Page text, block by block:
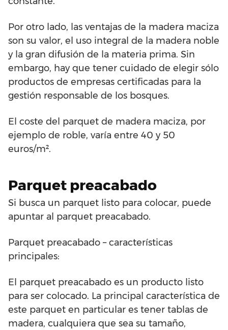
Por otro lado, las ventajas de la madera maciza
son su valor, el uso integral de la madera noble
y la gran difusión de la materia prima. Sin
embargo, hay que tener cuidado de elegir sólo
productos de empresas certificadas para la
gestión responsable de los bosques.
El coste del parquet de madera maciza, por
ejemplo de roble, varía entre 40 y 50
euros/m².
Parquet preacabado
Si busca un parquet listo para colocar, puede
apuntar al parquet preacabado.
Parquet preacabado – características
principales:
El parquet preacabado es un producto listo
para ser colocado. La principal característica de
este parquet en particular es tener tablas de
madera, cualquiera que sea su tamaño,